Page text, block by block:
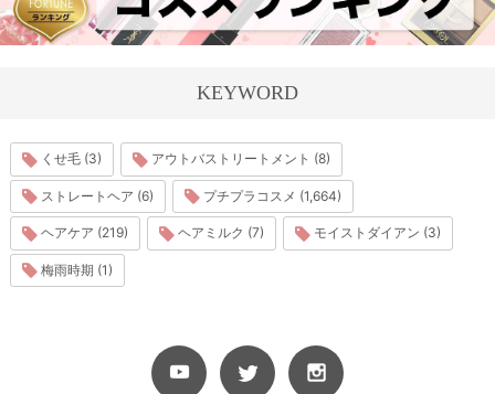
KEYWORD
くせ毛 (3) アウトバストリートメント (8)
ストレートヘア (6) プチプラコスメ (1,664)
ヘアケア (219) ヘアミルク (7) モイストダイアン (3)
梅雨時期 (1)